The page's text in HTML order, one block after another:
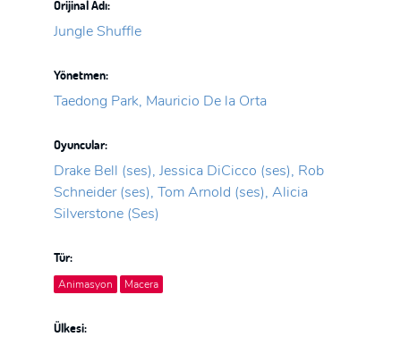
Orijinal Adı:
Jungle Shuffle
Yönetmen:
Taedong Park, Mauricio De la Orta
Oyuncular:
Drake Bell (ses), Jessica DiCicco (ses), Rob
Schneider (ses), Tom Arnold (ses), Alicia
Silverstone (Ses)
Tür:
Animasyon Macera
Ülkesi: